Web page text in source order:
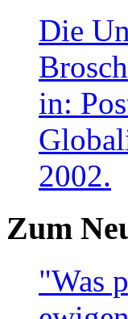
Die
in:
2002.
Zum
"Was